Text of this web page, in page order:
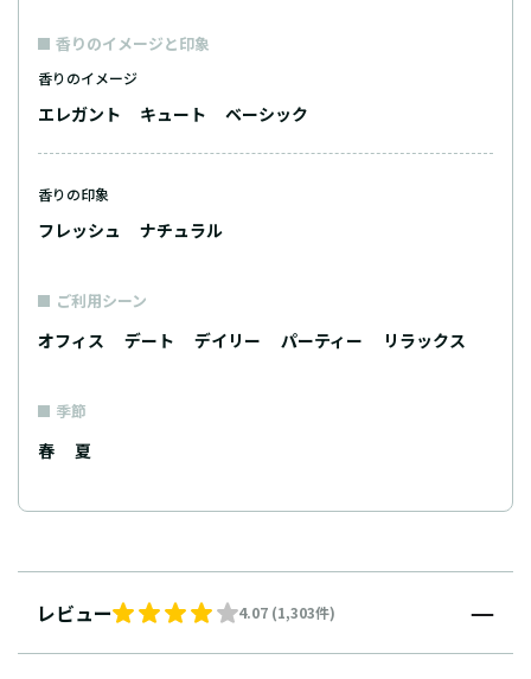
香りのイメージと印象
香りのイメージ
エレガント キュート ベーシック
香りの印象
フレッシュ ナチュラル
ご利用シーン
オフィス デート デイリー パーティー リラックス
季節
春 夏
レビュー 4.07 (1,303件)